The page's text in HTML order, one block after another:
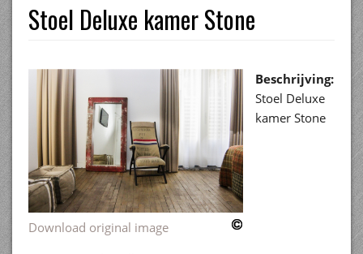
Stoel Deluxe kamer Stone
Download original image
Beschrijving:
Stoel Deluxe
kamer Stone